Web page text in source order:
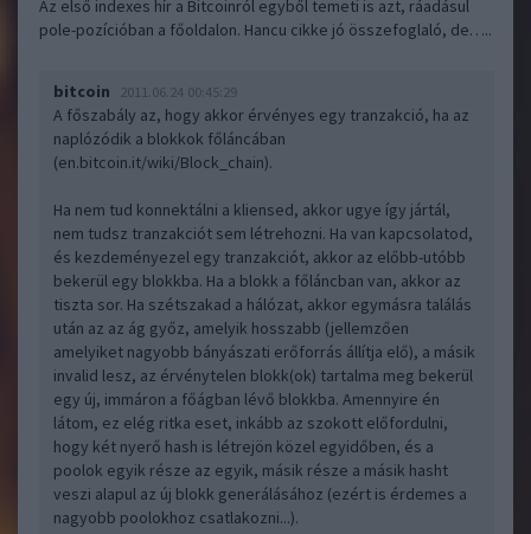
Az első indexes hír a Bitcoinról egyből temeti is azt, ráadásul
pole-pozícióban a főoldalon. Hancu cikke jó összefoglaló, de…..
bitcoin 2011.06.24 00:45:29
A főszabály az, hogy akkor érvényes egy tranzakció, ha az
naplózódik a blokkok főláncában
(en.bitcoin.it/wiki/Block_chain).
Ha nem tud konnektálni a kliensed, akkor ugye így jártál,
nem tudsz tranzakciót sem létrehozni. Ha van kapcsolatod,
és kezdeményezel egy tranzakciót, akkor az előbb-utóbb
bekerül egy blokkba. Ha a blokk a főláncban van, akkor az
tiszta sor. Ha szétszakad a hálózat, akkor egymásra találás
után az az ág győz, amelyik hosszabb (jellemzően
amelyiket nagyobb bányászati erőforrás állítja elő), a másik
invalid lesz, az érvénytelen blokk(ok) tartalma meg bekerül
egy új, immáron a főágban lévő blokkba. Amennyire én
látom, ez elég ritka eset, inkább az szokott előfordulni,
hogy két nyerő hash is létrejön közel egyidőben, és a
poolok egyik része az egyik, másik része a másik hasht
veszi alapul az új blokk generálásához (ezért is érdemes a
nagyobb poolokhoz csatlakozni...).